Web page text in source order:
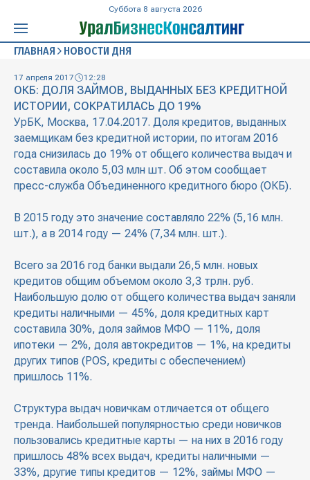
Суббота 8 августа 2026
ГЛАВНАЯ НОВОСТИ ДНЯ
17 апреля 2017 12:28
ОКБ: ДОЛЯ ЗАЙМОВ, ВЫДАННЫХ БЕЗ КРЕДИТНОЙ
ИСТОРИИ, СОКРАТИЛАСЬ ДО 19%
УрБК, Москва, 17.04.2017. Доля кредитов, выданных
заемщикам без кредитной истории, по итогам 2016
года снизилась до 19% от общего количества выдач и
составила около 5,03 млн шт. Об этом сообщает
пресс-служба Объединенного кредитного бюро (ОКБ).
В 2015 году это значение составляло 22% (5,16 млн.
шт.), а в 2014 году — 24% (7,34 млн. шт.).
Всего за 2016 год банки выдали 26,5 млн. новых
кредитов общим объемом около 3,3 трлн. руб.
Наибольшую долю от общего количества выдач заняли
кредиты наличными — 45%, доля кредитных карт
составила 30%, доля займов МФО — 11%, доля
ипотеки — 2%, доля автокредитов — 1%, на кредиты
других типов (POS, кредиты с обеспечением)
пришлось 11%.
Структура выдач новичкам отличается от общего
тренда. Наибольшей популярностью среди новичков
пользовались кредитные карты — на них в 2016 году
пришлось 48% всех выдач, кредиты наличными —
33%, другие типы кредитов — 12%, займы МФО —